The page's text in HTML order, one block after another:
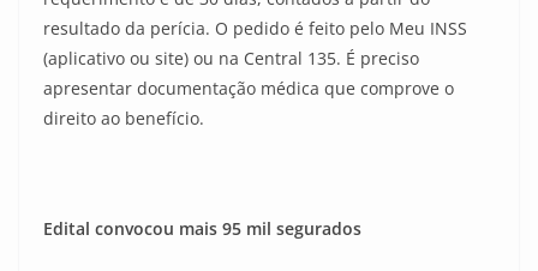
resultado da perícia. O pedido é feito pelo Meu INSS
(aplicativo ou site) ou na Central 135. É preciso
apresentar documentação médica que comprove o
direito ao benefício.
Edital convocou mais 95 mil segurados